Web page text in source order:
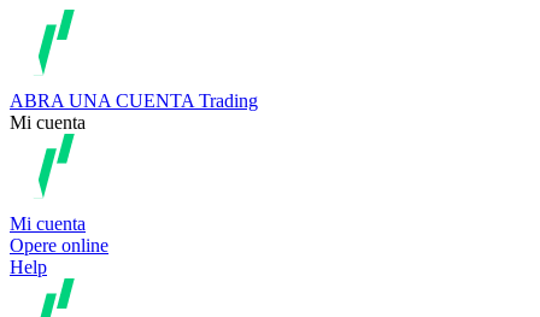
ABRA UNA CUENTA Trading
Mi cuenta
Mi cuenta
Opere online
Help